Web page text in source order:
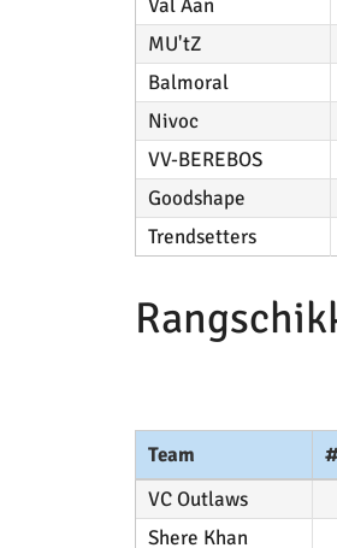
Val Aan
MU'tZ
Balmoral
Nivoc
VV-BEREBOS
Goodshape
Trendsetters
Team
VC Outlaws
Shere Khan